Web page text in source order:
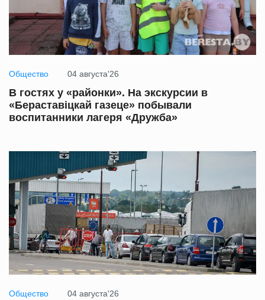
Общество 04 августа'26
В гостях у «районки». На экскурсии в
«Бераставіцкай газеце» побывали
воспитанники лагеря «Дружба»
Общество 04 августа'26